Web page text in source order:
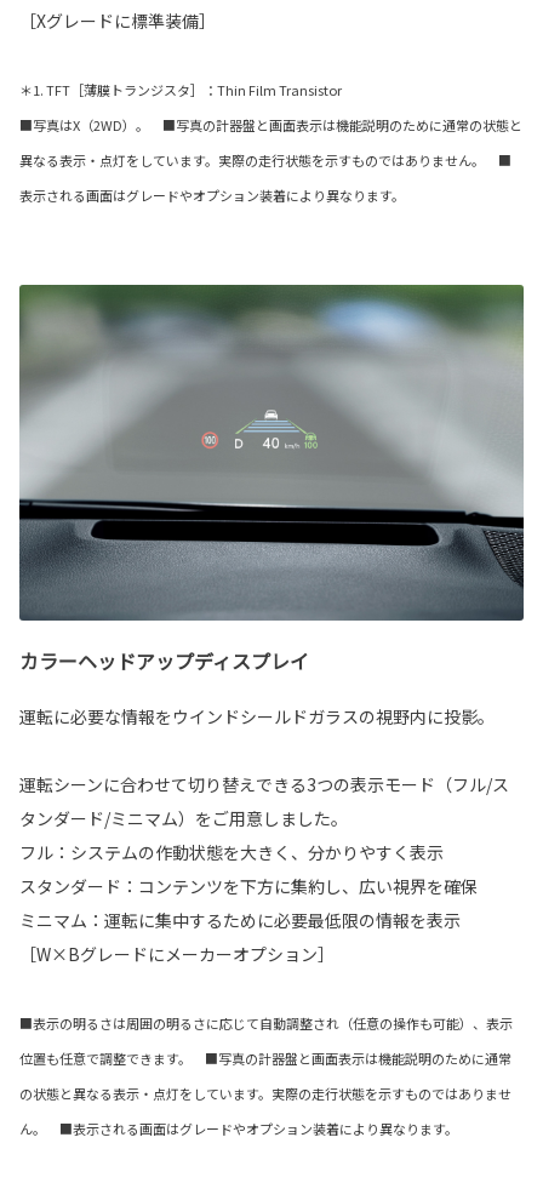
［Xグレードに標準装備］
＊1. TFT［薄膜トランジスタ］：Thin Film Transistor
■写真はX（2WD）。 ■写真の計器盤と画面表示は機能説明のために通常の状態と
異なる表示・点灯をしています。実際の走行状態を示すものではありません。 ■
表示される画面はグレードやオプション装着により異なります。
カラーヘッドアップディスプレイ
運転に必要な情報をウインドシールドガラスの視野内に投影。
運転シーンに合わせて切り替えできる3つの表示モード（フル/ス
タンダード/ミニマム）をご用意しました。
フル：システムの作動状態を大きく、分かりやすく表示
スタンダード：コンテンツを下方に集約し、広い視界を確保
ミニマム：運転に集中するために必要最低限の情報を表示
［W×Bグレードにメーカーオプション］
■表示の明るさは周囲の明るさに応じて自動調整され（任意の操作も可能）、表示
位置も任意で調整できます。 ■写真の計器盤と画面表示は機能説明のために通常
の状態と異なる表示・点灯をしています。実際の走行状態を示すものではありませ
ん。 ■表示される画面はグレードやオプション装着により異なります。